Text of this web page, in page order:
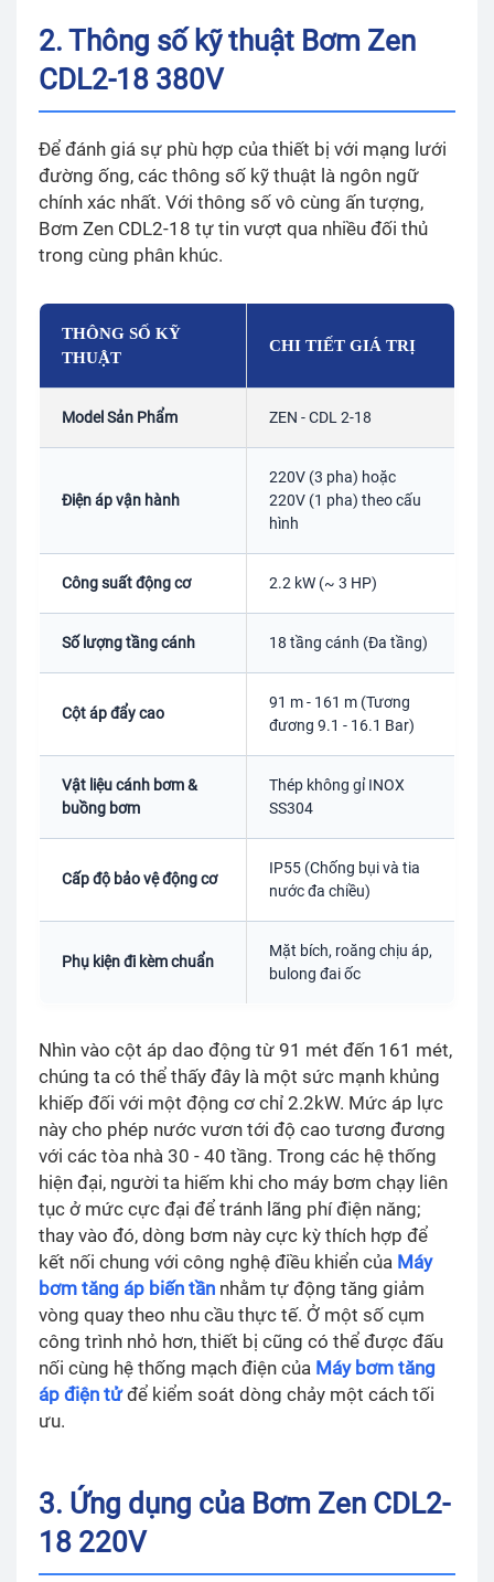
2. Thông số kỹ thuật Bơm Zen
CDL2-18 380V
Để đánh giá sự phù hợp của thiết bị với mạng lưới
đường ống, các thông số kỹ thuật là ngôn ngữ
chính xác nhất. Với thông số vô cùng ấn tượng,
Bơm Zen CDL2-18 tự tin vượt qua nhiều đối thủ
trong cùng phân khúc.
THÔNG SỐ KỸ
THUẬT
CHI TIẾT GIÁ TRỊ
Model Sản Phẩm ZEN - CDL 2-18
Điện áp vận hành
220V (3 pha) hoặc
220V (1 pha) theo cấu
hình
Công suất động cơ 2.2 kW (~ 3 HP)
Số lượng tầng cánh 18 tầng cánh (Đa tầng)
Cột áp đẩy cao
91 m - 161 m (Tương
đương 9.1 - 16.1 Bar)
Vật liệu cánh bơm &
buồng bơm
Thép không gỉ INOX
SS304
Cấp độ bảo vệ động cơ
IP55 (Chống bụi và tia
nước đa chiều)
Phụ kiện đi kèm chuẩn
Mặt bích, roăng chịu áp,
bulong đai ốc
Nhìn vào cột áp dao động từ 91 mét đến 161 mét,
chúng ta có thể thấy đây là một sức mạnh khủng
khiếp đối với một động cơ chỉ 2.2kW. Mức áp lực
này cho phép nước vươn tới độ cao tương đương
với các tòa nhà 30 - 40 tầng. Trong các hệ thống
hiện đại, người ta hiếm khi cho máy bơm chạy liên
tục ở mức cực đại để tránh lãng phí điện năng;
thay vào đó, dòng bơm này cực kỳ thích hợp để
kết nối chung với công nghệ điều khiển của Máy
bơm tăng áp biến tần nhằm tự động tăng giảm
vòng quay theo nhu cầu thực tế. Ở một số cụm
công trình nhỏ hơn, thiết bị cũng có thể được đấu
nối cùng hệ thống mạch điện của Máy bơm tăng
áp điện tửđể kiểm soát dòng chảy một cách tối
ưu.
3. Ứng dụng của Bơm Zen CDL2-
18 220V